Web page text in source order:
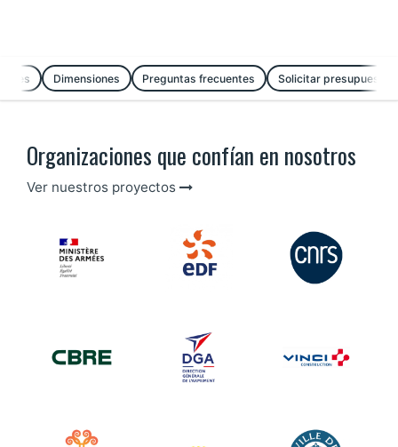
Dimensiones Preguntas frecuentes Solicitar presupuesto
Organizaciones que confían en nosotros
Ver nuestros proyectos